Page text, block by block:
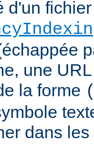
d'un
une
la forme
dans